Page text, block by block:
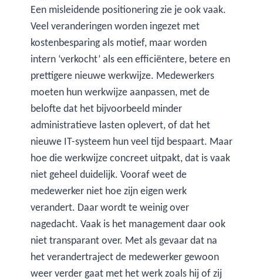
Een misleidende positionering zie je ook vaak.
Veel veranderingen worden ingezet met
kostenbesparing als motief, maar worden
intern ‘verkocht’ als een efficiëntere, betere en
prettigere nieuwe werkwijze. Medewerkers
moeten hun werkwijze aanpassen, met de
belofte dat het bijvoorbeeld minder
administratieve lasten oplevert, of dat het
nieuwe IT-systeem hun veel tijd bespaart. Maar
hoe die werkwijze concreet uitpakt, dat is vaak
niet geheel duidelijk. Vooraf weet de
medewerker niet hoe zijn eigen werk
verandert. Daar wordt te weinig over
nagedacht. Vaak is het management daar ook
niet transparant over. Met als gevaar dat na
het verandertraject de medewerker gewoon
weer verder gaat met het werk zoals hij of zij